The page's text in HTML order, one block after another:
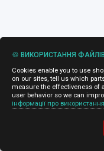
🍪 ВИКОРИСТАННЯ ФАЙЛІВ
Cookies enable you to use
on our sites, tell us which
measure the effectiveness of
user behavior so we can
інформації про